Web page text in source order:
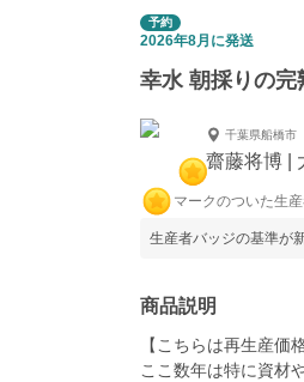
予約
2026年8月に発送
幸水 朝採りの
千葉県船橋市
齋藤将博 |
マークのついた生
生産者バッジの基準が
商品説明
【こちらは再生産価
ここ数年は特に資材